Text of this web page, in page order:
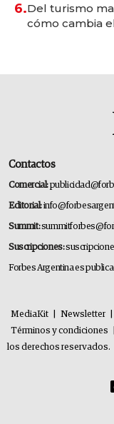
6.Del turismo
cómo cambia
Contactos
Comercial:
Editorial:
Summit:
Suscripciones:
Forbes Argentina es
MediaKit Newsletter
Términos y condiciones
los derechos reservados.